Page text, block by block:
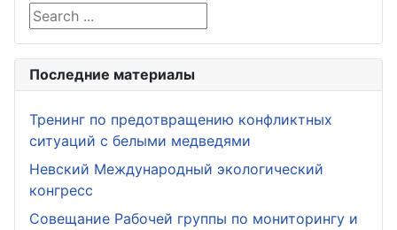
Search ...
Последние материалы
Тренинг по предотвращению конфликтных
ситуаций с белыми медведями
Невский Международный экологический
конгресс
Совещание Рабочей группы по мониторингу и